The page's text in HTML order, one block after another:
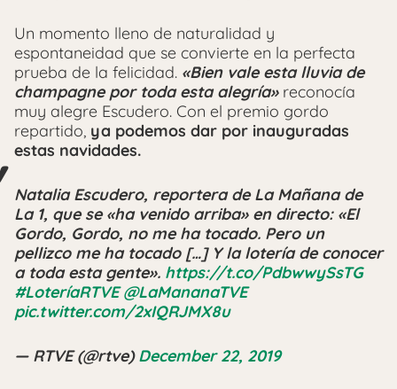
Un momento lleno de naturalidad y
espontaneidad que se convierte en la perfecta
prueba de la felicidad. «Bien vale esta lluvia de
champagne por toda esta alegría» reconocía
muy alegre Escudero. Con el premio gordo
repartido, ya podemos dar por inauguradas
estas navidades.
Natalia Escudero, reportera de La Mañana de
La 1, que se «ha venido arriba» en directo: «El
Gordo, Gordo, no me ha tocado. Pero un
pellizco me ha tocado […] Y la lotería de conocer
a toda esta gente». https://t.co/PdbwwySsTG
#LoteríaRTVE @LaMananaTVE
pic.twitter.com/2xIQRJMX8u
— RTVE (@rtve)December 22, 2019